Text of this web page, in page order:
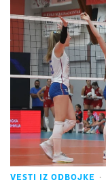
VESTI IZ ODBOJKE